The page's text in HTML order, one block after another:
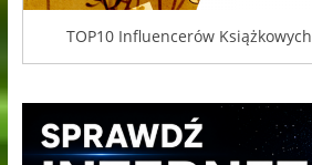
TOP10 Influencerów Książkowych